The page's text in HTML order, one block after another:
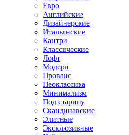
Евро
Английские
Дизайнерские
Итальянские
Кантри
Классические
Лофт
Модерн
Прованс
Неоклассика
Минимализм
Под старину
Скандинавские
Элитные
Эксклюзивные